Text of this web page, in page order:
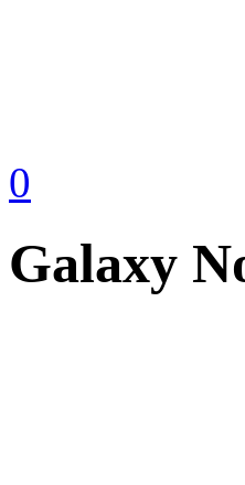
0
Galaxy